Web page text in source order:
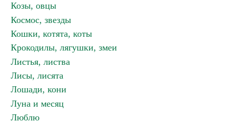
Козы, овцы
Космос, звезды
Кошки, котята, коты
Крокодилы, лягушки, змеи
Листья, листва
Лисы, лисята
Лошади, кони
Луна и месяц
Люблю